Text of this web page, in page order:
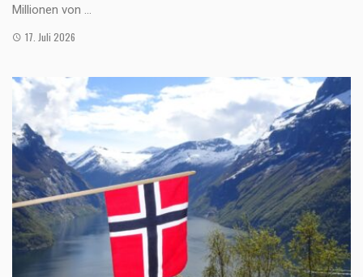
Millionen von ...
17. Juli 2026